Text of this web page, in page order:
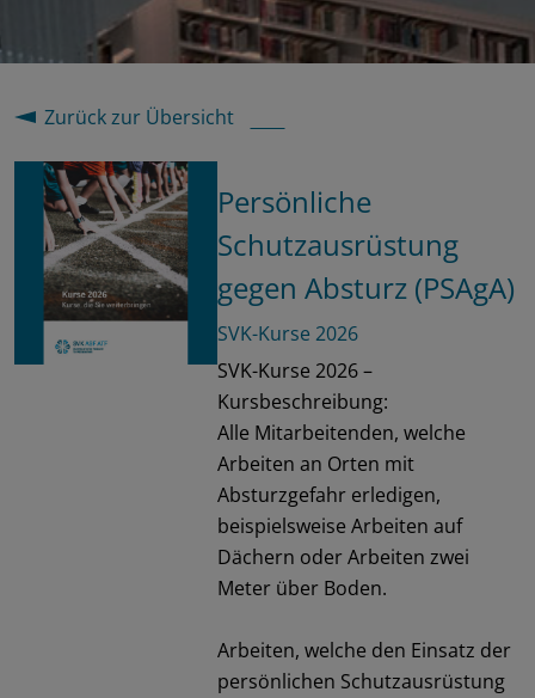
Zurück zur Übersicht
Persönliche
Schutzausrüstung
gegen Absturz (PSAgA)
SVK-Kurse 2026
SVK-Kurse 2026 –
Kursbeschreibung:
Alle Mitarbeitenden, welche
Arbeiten an Orten mit
Absturzgefahr erledigen,
beispielsweise Arbeiten auf
Dächern oder Arbeiten zwei
Meter über Boden.
Arbeiten, welche den Einsatz der
persönlichen Schutzausrüstung